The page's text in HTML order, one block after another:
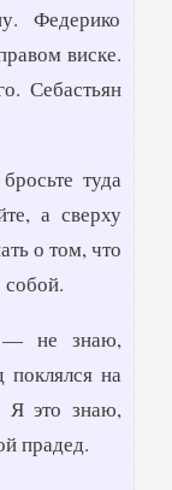
Федерико
виске.
Себастьян
туда
а сверху
о том, что
— не знаю,
на
Я это знаю,
прадед.